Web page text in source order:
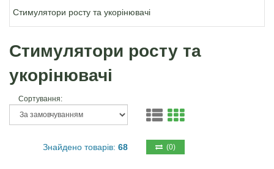
Стимулятори росту та укорінювачі
Стимулятори росту та
укорінювачі
Сортування:
Знайдено товарів: 68 (0)